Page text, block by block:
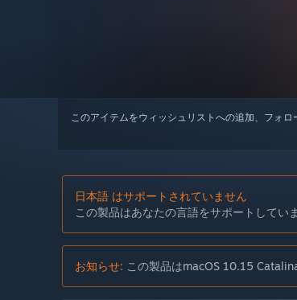
このアイテムをウィッシュリストへの追加、フォロ
日本語 はサポートされていません
この製品はあなたの言語をサポートしてい
お知らせ: この製品はmacOS 10.15